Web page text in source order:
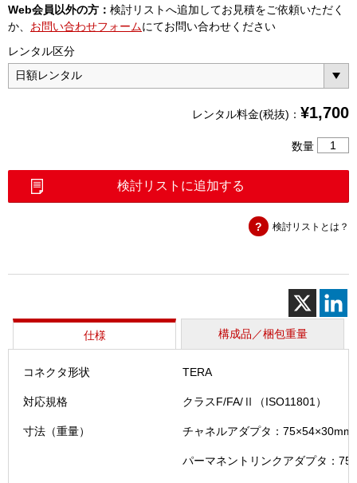
Web会員以外の方： 検討リストへ追加してお見積をご依頼いただく
か、 お問い合わせフォームにてお問い合わせください
レンタル区分
レンタル料金(税抜)： ¥1,700
数量
DSX-
ズ
ダ
プ
タ
検討リストに追加する
検討リストとは？
仕様 構成品／梱包重量
コネクタ形状 TERA
対応規格 クラスF/FA/Ⅱ（ISO11801）
寸法（重量） チャネルアダプタ：75×54×30mm
パーマネントリンクアダプタ：